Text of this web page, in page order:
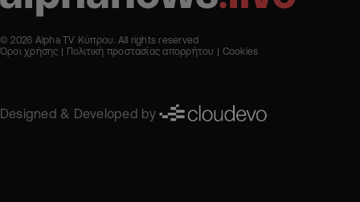
© 2026 Alpha TV Κύπρου. All rights reserved
Όροι χρήσης
Πολιτική προστασίας απορρήτου Cookies
Designed & Developed by